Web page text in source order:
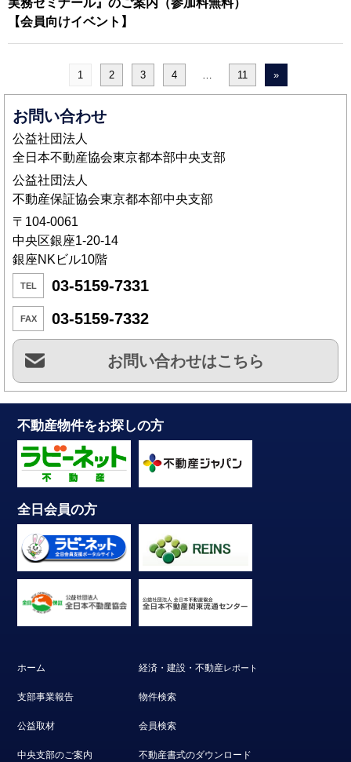
お問い合わせ
公益社団法人
全日本不動産協会東京都本部中央支部
公益社団法人
不動産保証協会東京都本部中央支部
〒104-0061
中央区銀座1-20-14
銀座NKビル10階
TEL 03-5159-7331
FAX 03-5159-7332
お問い合わせはこちら
実務ゼミナール』のご案内（参加料無料）
【会員向けイベント】
1 2 3 4 … 11 »
不動産物件をお探しの方
全日会員の方
ホーム
支部事業報告
公益取材
中央支部のご案内
経済・建設・不動産レポート
物件検索
会員検索
不動産書式のダウンロード